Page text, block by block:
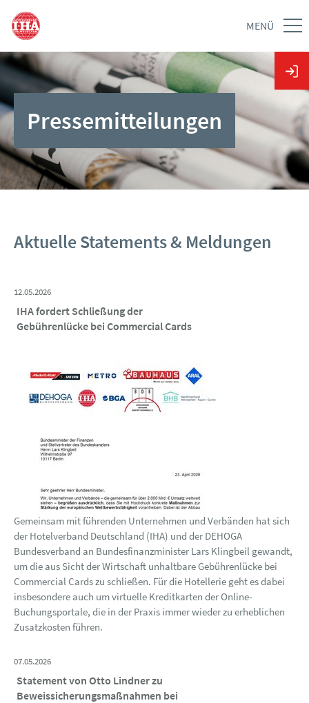
MENÜ
Pressemitteilungen
Aktuelle Statements & Meldungen
12.05.2026
IHA fordert Schließung der
Gebührenlücke bei Commercial Cards
Gemeinsam mit führenden Unternehmen und Verbänden hat sich
der Hotelverband Deutschland (IHA) und der DEHOGA
Bundesverband an Bundesfinanzminister Lars Klingbeil gewandt,
um die aus Sicht der Wirtschaft unhaltbare Gebührenlücke bei
Commercial Cards zu schließen. Für die Hotellerie geht es dabei
insbesondere auch um virtuelle Kreditkarten der Online-
Buchungsportale, die in der Praxis immer wieder zu erheblichen
Zusatzkosten führen.
07.05.2026
Statement von Otto Lindner zu
Beweissicherungsmaßnahmen bei